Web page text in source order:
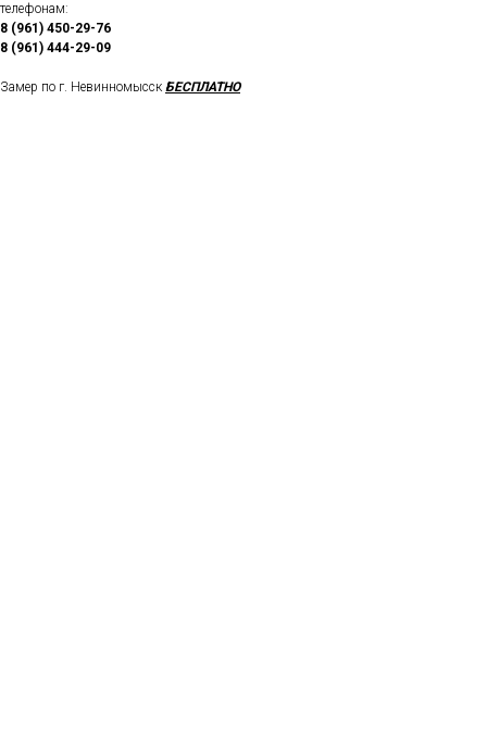
телефонам:
8 (961) 450-29-76
8 (961) 444-29-09
Замер по г. Невинномысск БЕСПЛАТНО